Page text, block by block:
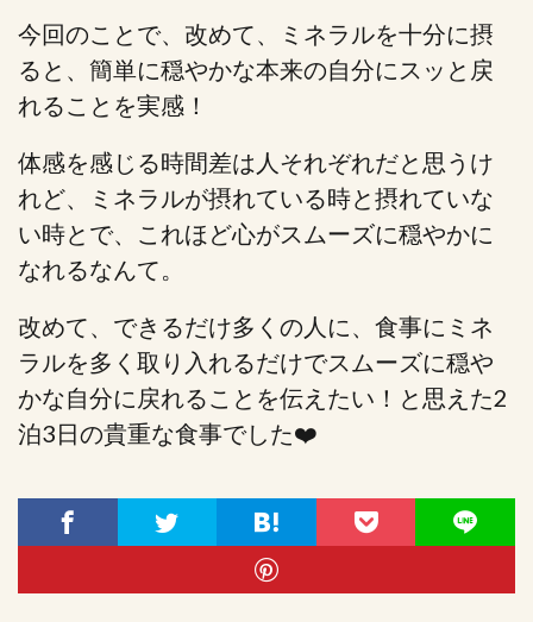
今回のことで、改めて、ミネラルを十分に摂
ると、簡単に穏やかな本来の自分にスッと戻
れることを実感！
体感を感じる時間差は人それぞれだと思うけ
れど、ミネラルが摂れている時と摂れていな
い時とで、これほど心がスムーズに穏やかに
なれるなんて。
改めて、できるだけ多くの人に、食事にミネ
ラルを多く取り入れるだけでスムーズに穏や
かな自分に戻れることを伝えたい！と思えた2
泊3日の貴重な食事でした❤️